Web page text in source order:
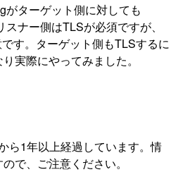
ターゲット側に対しても
ナー側はTLSが必須ですが、
す。ターゲット側もTLSするに
実際にやってみました。
ら1年以上経過しています。情
で、ご注意ください。